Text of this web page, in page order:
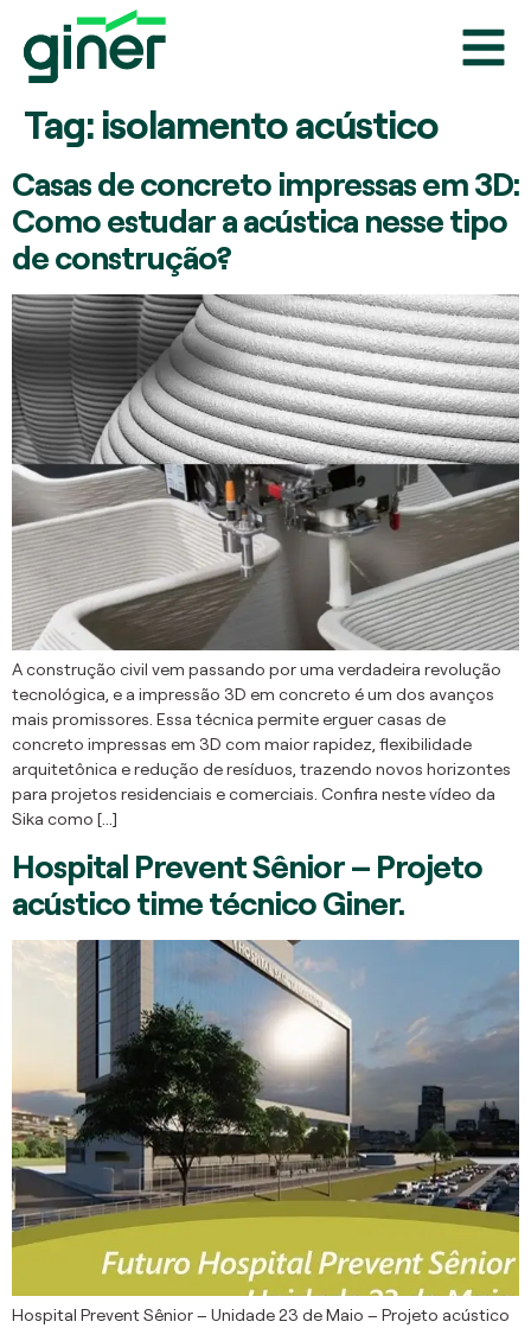
Tag:isolamento acústico
Casas de concreto impressas em 3D:
Como estudar a acústica nesse tipo
de construção?
A construção civil vem passando por uma verdadeira revolução
tecnológica, e a impressão 3D em concreto é um dos avanços
mais promissores. Essa técnica permite erguer casas de
concreto impressas em 3D com maior rapidez, flexibilidade
arquitetônica e redução de resíduos, trazendo novos horizontes
para projetos residenciais e comerciais. Confira neste vídeo da
Sika como […]
Hospital Prevent Sênior – Projeto
acústico time técnico Giner.
Hospital Prevent Sênior – Unidade 23 de Maio – Projeto acústico